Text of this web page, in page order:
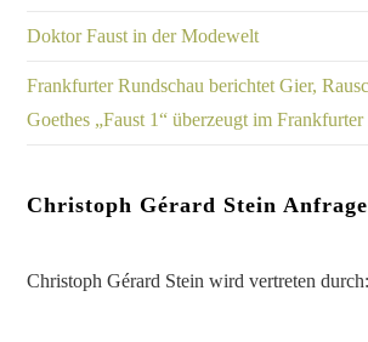
Doktor Faust in der Modewelt
Frankfurter Rundschau berichtet Gier,
Goethes „Faust 1“ überzeugt im
Christoph Gérard Stein
Christoph Gérard Stein wird vertreten durch: